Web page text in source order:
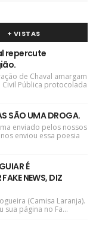
+ VISTAS
repercute
de Chaval amargam
Civil Pública protocolada
SÃO UMA DROGA.
enviado pelos nossos
enviou essa poesia
É
NEWS, DIZ
(Camisa Laranja).
sua página no Fa...